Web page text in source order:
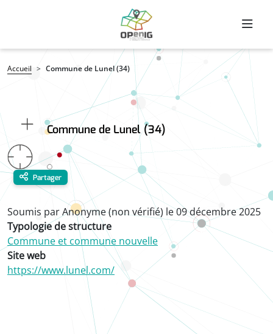
Fil d'Ariane
Accueil Commune de Lunel (34)
Commune de Lunel (34)
Partager
Soumis parAnonyme (non vérifié) le09 décembre 2025
Typologie de structure
Commune et commune nouvelle
Site web
https://www.lunel.com/